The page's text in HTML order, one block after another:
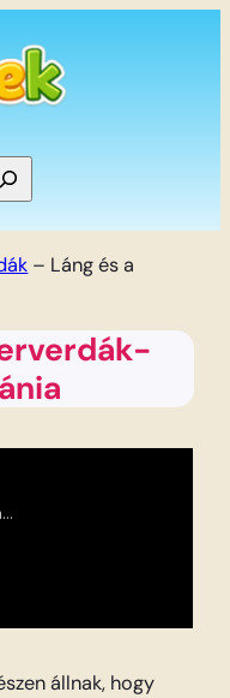
– Láng és a
állnak, hogy